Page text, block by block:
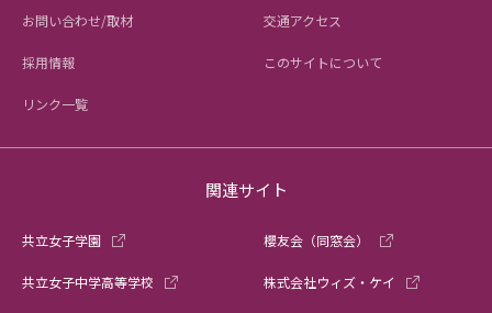
お問い合わせ/取材 交通アクセス
採用情報 このサイトについて
リンク一覧
関連サイト
共立女子学園
共立女子中学高等学校
櫻友会（同窓会）
株式会社ウィズ・ケイ